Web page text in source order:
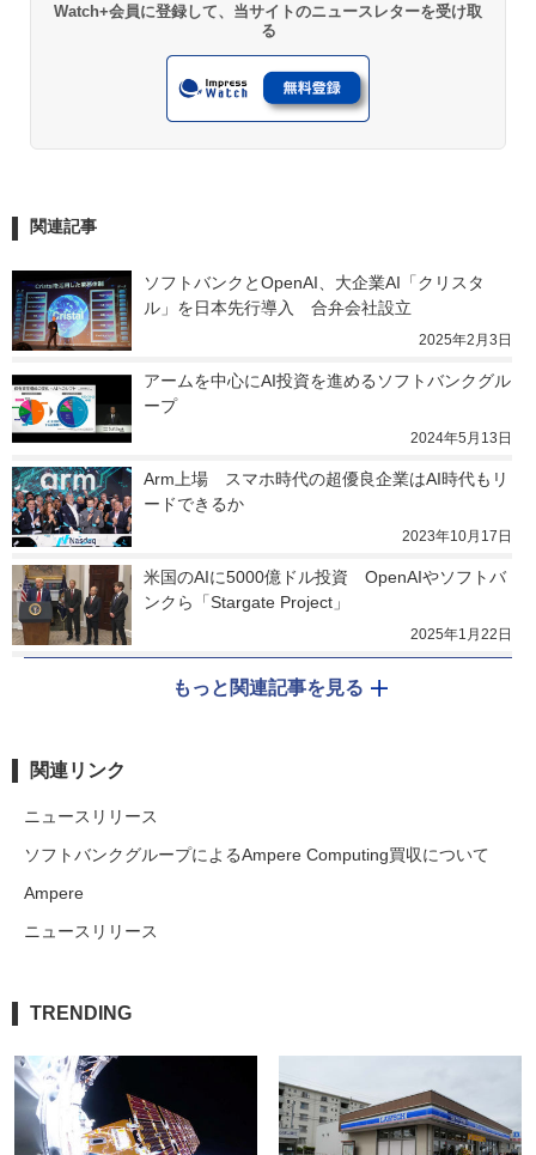
Watch+会員に登録して、当サイトのニュースレターを受け取
る
関連記事
ソフトバンクとOpenAI、大企業AI「クリスタ
ル」を日本先行導入　合弁会社設立
2025年2月3日
アームを中心にAI投資を進めるソフトバンクグル
ープ
2024年5月13日
Arm上場　スマホ時代の超優良企業はAI時代もリ
ードできるか
2023年10月17日
米国のAIに5000億ドル投資　OpenAIやソフトバ
ンクら「Stargate Project」
2025年1月22日
もっと関連記事を見る
関連リンク
ニュースリリース
ソフトバンクグループによるAmpere Computing買収について
Ampere
ニュースリリース
TRENDING